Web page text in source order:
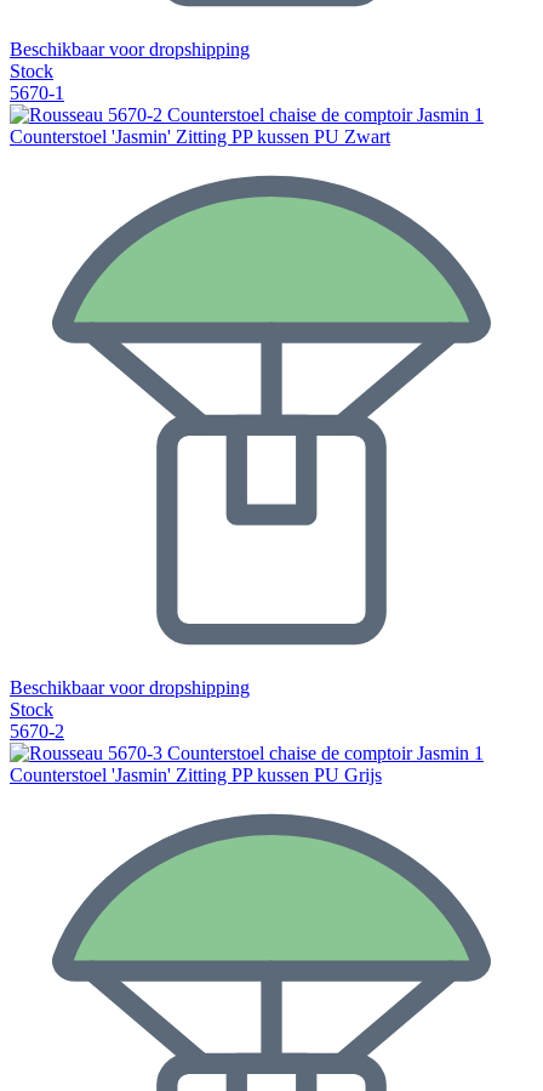
Beschikbaar voor dropshipping
Stock
5670-1
Counterstoel 'Jasmin' Zitting PP kussen PU Zwart
Beschikbaar voor dropshipping
Stock
5670-2
Counterstoel 'Jasmin' Zitting PP kussen PU Grijs